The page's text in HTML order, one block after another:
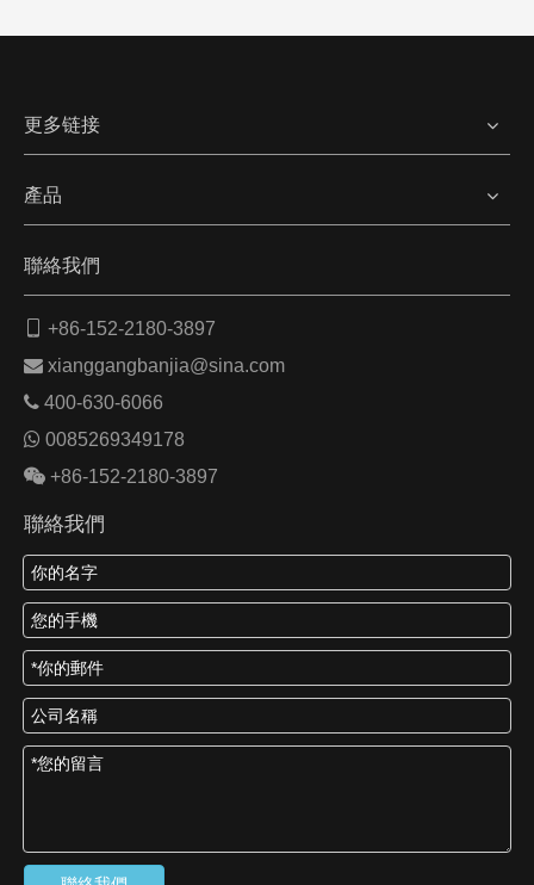
更多链接
產品
聯絡我們
+86-152-2180-3897
 xianggangbanjia@sina.com
 400-630-6066
 0085269349178
 +86-152-2180-3897
聯絡我們